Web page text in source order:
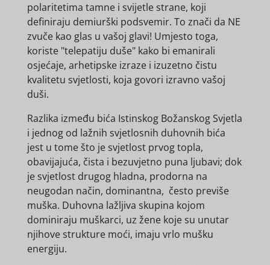
polaritetima tamne i svijetle strane, koji
definiraju demiurški podsvemir. To znači da NE
zvuče kao glas u vašoj glavi! Umjesto toga,
koriste "telepatiju duše" kako bi emanirali
osjećaje, arhetipske izraze i izuzetno čistu
kvalitetu svjetlosti, koja govori izravno vašoj
duši.
Razlika između bića Istinskog Božanskog Svjetla
i jednog od lažnih svjetlosnih duhovnih bića
jest u tome što je svjetlost prvog topla,
obavijajuća, čista i bezuvjetno puna ljubavi; dok
je svjetlost drugog hladna, prodorna na
neugodan način, dominantna, često previše
muška. Duhovna lažljiva skupina kojom
dominiraju muškarci, uz žene koje su unutar
njihove strukture moći, imaju vrlo mušku
energiju.